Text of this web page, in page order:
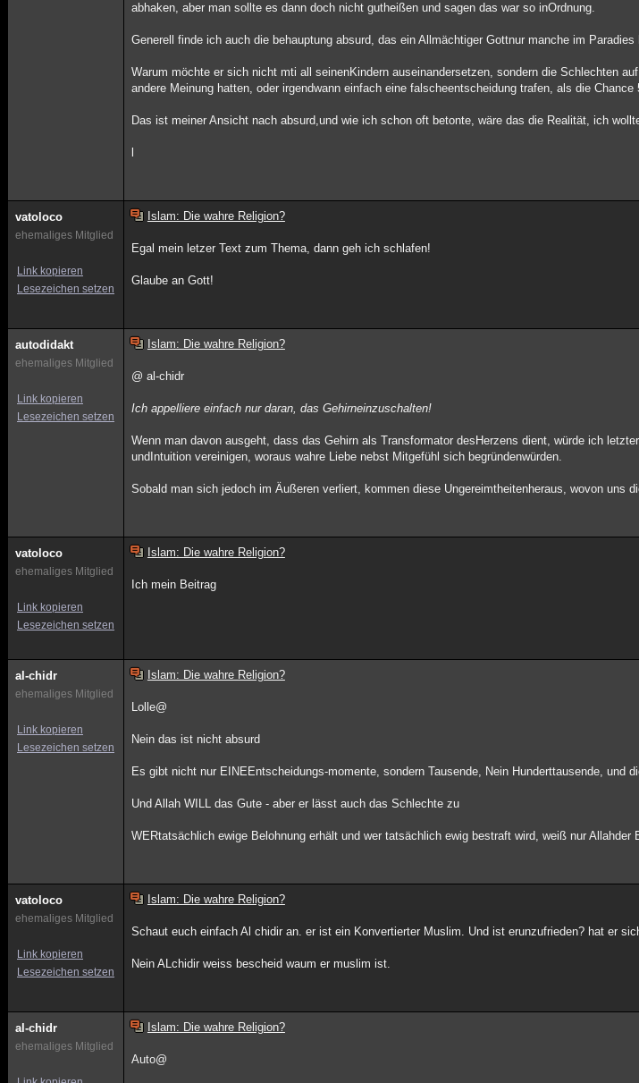
abhaken, aber man sollte es dann doch nicht gutheißen und sagen das war so inOrdnung.
Generell finde ich auch die behauptung absurd, das ein Allmächtiger Gottnur manche im Paradies
Warum möchte er sich nicht mti all seinenKindern auseinandersetzen, sondern die Schlechten
andere Meinung hatten, oder irgendwann einfach eine falscheentscheidung trafen, als die Chance
Das ist meiner Ansicht nach absurd,und wie ich schon oft betonte, wäre das die Realität, ich
vatoloco
ehemaliges Mitglied
Link kopieren
Lesezeichen setzen
Islam: Die wahre Religion?
Egal mein letzer Text zum Thema, dann geh ich schlafen!
Glaube an Gott!
autodidakt
ehemaliges Mitglied
Link kopieren
Lesezeichen setzen
Islam: Die wahre Religion?
@ al-chidr
Ich appelliere einfach nur daran, das Gehirneinzuschalten!
Wenn man davon ausgeht, dass das Gehirn als Transformator desHerzens dient, würde ich
undIntuition vereinigen, woraus wahre Liebe nebst Mitgefühl sich begründenwürden.
Sobald man sich jedoch im Äußeren verliert, kommen diese Ungereimtheitenheraus, wovon uns
vatoloco
ehemaliges Mitglied
Link kopieren
Lesezeichen setzen
Islam: Die wahre Religion?
Ich mein Beitrag
al-chidr
ehemaliges Mitglied
Link kopieren
Lesezeichen setzen
Islam: Die wahre Religion?
Lolle@
Nein das ist nicht absurd
Es gibt nicht nur EINEEntscheidungs-momente, sondern Tausende, Nein Hunderttausende, und
Und Allah WILL das Gute - aber er lässt auch das Schlechte zu
WERtatsächlich ewige Belohnung erhält und wer tatsächlich ewig bestraft wird, weiß nur Allahder
vatoloco
ehemaliges Mitglied
Link kopieren
Lesezeichen setzen
Islam: Die wahre Religion?
Schaut euch einfach Al chidir an. er ist ein Konvertierter Muslim. Und ist erunzufrieden? hat er
Nein ALchidir weiss bescheid waum er muslim ist.
al-chidr
ehemaliges Mitglied
Islam: Die wahre Religion?
Auto@